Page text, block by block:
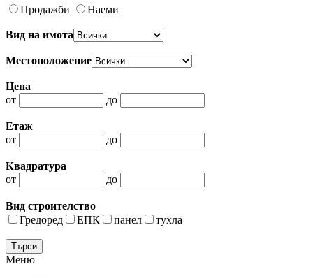
Продажби Наеми
Вид на имота
Местоположение
Цена
от
до
Етаж
от
до
Квадратура
от
до
Вид строителство
Гредоред
ЕПК панел тухла
Меню